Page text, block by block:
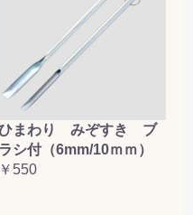
まわり みぞすき ブ
ラシ付（6mm/10ｍｍ）
￥550